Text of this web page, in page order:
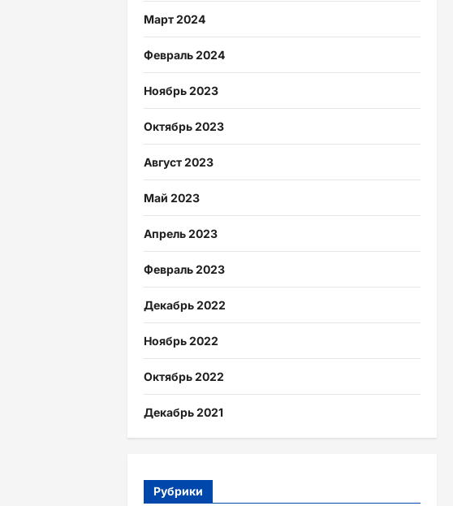
Март 2024
Февраль 2024
Ноябрь 2023
Октябрь 2023
Август 2023
Май 2023
Апрель 2023
Февраль 2023
Декабрь 2022
Ноябрь 2022
Октябрь 2022
Декабрь 2021
Рубрики